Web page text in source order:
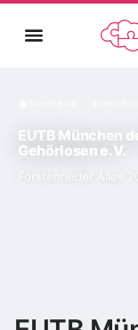
EUTB München
Gehörlosen e.V.
Forstenrieder Allee